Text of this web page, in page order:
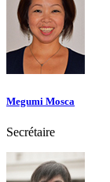
Megumi Mosca
Secrétaire